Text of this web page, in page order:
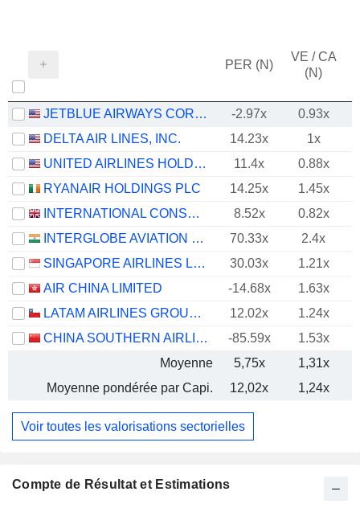
PER (N)
VE / CA
(N)
JETBLUE AIRWAYS CORPORATION -2.97x 0.93x
DELTA AIR LINES, INC.
14.23x
1x
UNITED AIRLINES HOLDINGS, INC.
11.4x
0.88x
RYANAIR HOLDINGS PLC
14.25x
1.45x
INTERNATIONAL CONSOLIDATED AIRLINES GROUP, S.A.
8.52x
0.82x
INTERGLOBE AVIATION LIMITED
70.33x 2.4x
SINGAPORE AIRLINES LIMITED
30.03x
1.21x
AIR CHINA LIMITED
-14.68x 1.63x
LATAM AIRLINES GROUP S.A.
12.02x
1.24x
CHINA SOUTHERN AIRLINES COMPANY LIMITED
-85.59x
1.53x
Moyenne
5,75x
1,31x
Moyenne pondérée par Capi.
12,02x 1,24x
Voir toutes les valorisations sectorielles
Compte de Résultat et Estimations